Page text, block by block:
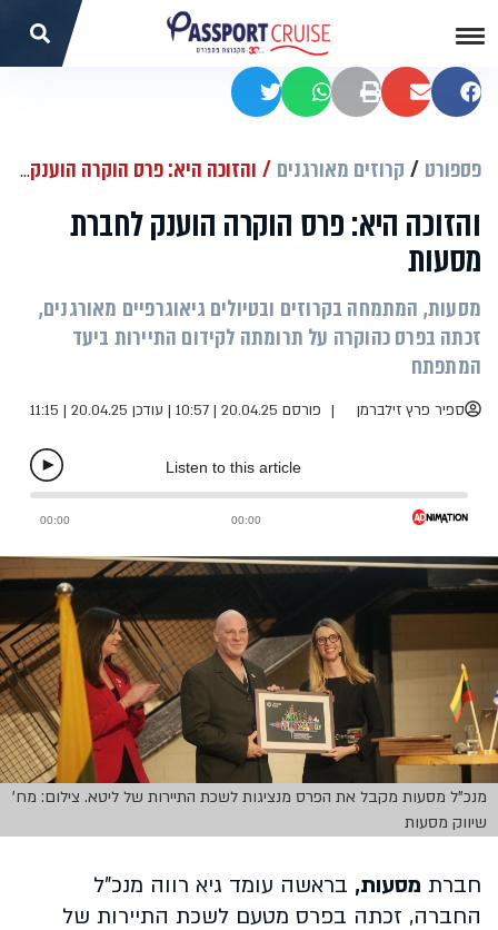
שתפו בפייסבוק
שתפו במיילהדפסהשתפו בוואטסאפשתפו בטוויטר
פספורט קרוזים מאורגנים והזוכה היא: פרס הוקרה הוענק לחברת מסעות
והזוכה היא: פרס הוקרה הוענק לחברת
מסעות
מסעות, המתמחה בקרוזים ובטיולים גיאוגרפיים מאורגנים,
זכתה בפרס כהוקרה על תרומתה לקידום התיירות ביעד
המתפתח
ספיר פרץ זילברמן פורסם 20.04.25 | 10:57 | עודכן 20.04.25 | 11:15
מנכ"ל מסעות מקבל את הפרס מנציגות לשכת התיירות של ליטא. צילום: מח'
שיווק מסעות
חברת מסעות, בראשה עומד גיא רווה מנכ"ל
החברה, זכתה בפרס מטעם לשכת התיירות של